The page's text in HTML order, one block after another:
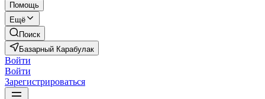
Помощь
Ещё
Поиск
Базарный Карабулак
Войти
Войти
Зарегистрироваться